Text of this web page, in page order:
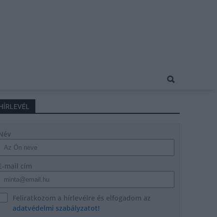
mail cím
Feliratkozom a hírlevélre és elfogadom az
adatvédelmi szabályzatot!